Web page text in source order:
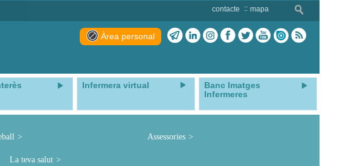
contacte mapa
Àrea personal
Infermera virtual
Banc Imatges
Infermeres
Assessories
La teva salut